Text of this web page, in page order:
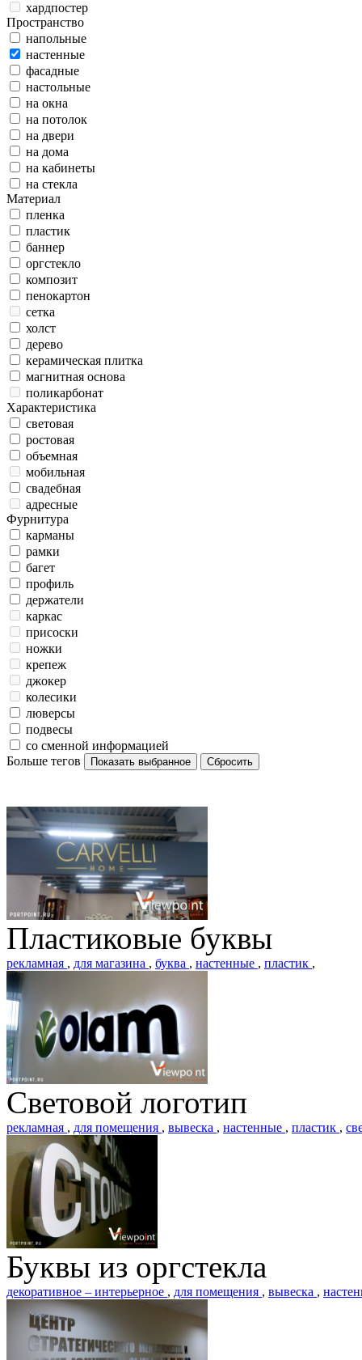
хардпостер
Пространство
напольные
настенные
фасадные
настольные
на окна
на потолок
на двери
на дома
на кабинеты
на стекла
Материал
пленка
пластик
баннер
оргстекло
композит
пенокартон
сетка
холст
дерево
керамическая плитка
магнитная основа
поликарбонат
Характеристика
световая
ростовая
объемная
мобильная
свадебная
адресные
Фурнитура
карманы
рамки
багет
профиль
держатели
каркас
присоски
ножки
крепеж
джокер
колесики
люверсы
подвесы
со сменной информацией
Больше тегов
Пластиковые буквы
рекламная , для магазина , буква , настенные , пластик ,
Световой логотип
рекламная , для помещения , вывеска , настенные , пластик ,
Буквы из оргстекла
декоративное – интерьерное , для помещения , вывеска ,